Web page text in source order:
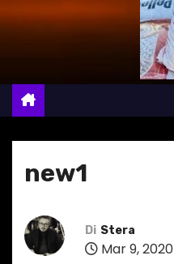
new1
Di Stera
Mar 9, 2020